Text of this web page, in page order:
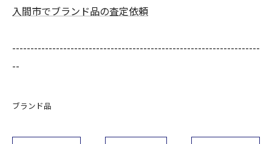
入間市でブランド品の査定依頼
--------------------------------------------------------------------
--
ブランド品